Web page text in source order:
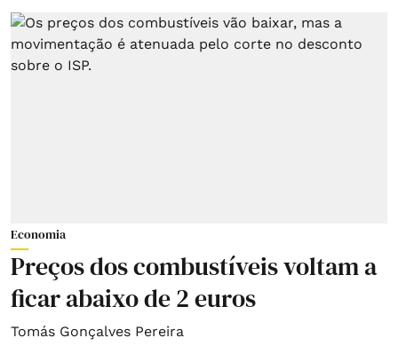
Economia
Preços dos combustíveis voltam a
ficar abaixo de 2 euros
Tomás Gonçalves Pereira